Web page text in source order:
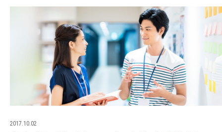
2017.10.02